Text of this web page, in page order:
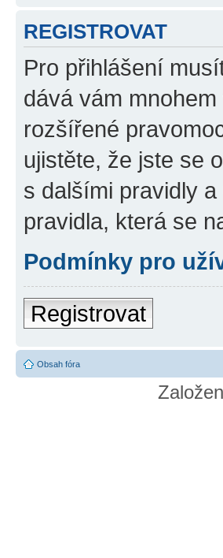
REGISTROVAT
Pro přihlášení
dává vám
rozšířené
ujistěte, že jste se
s dalšími pravidly
pravidla, která se
Podmínky pro
Registrovat
Obsah fóra